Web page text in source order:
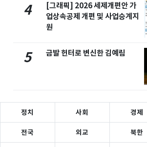
4
[그래픽] 2026 세제개편안 가
업상속공제 개편 및 사업승계지
원
5 금발 헌터로 변신한 김예림
정치 사회 경제
전국 외교 북한